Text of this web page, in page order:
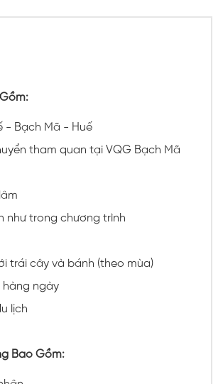
- Bạch Mã - Huế
tham quan tại VQG Bạch Mã
như trong chương trình
trái cây và bánh (theo mùa)
hàng ngày
lịch
Bao Gồm: